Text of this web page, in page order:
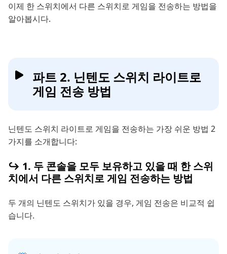
이제 한 스위치에서 다른 스위치로 게임을 전송하는 방법을
알아봅시다.
파트 2. 닌텐도 스위치 라이트로
게임 전송 방법
닌텐도 스위치 라이트로 게임을 전송하는 가장 쉬운 방법 2
가지를 소개합니다:
↪️ 1. 두 콘솔을 모두 보유하고 있을 때 한 스위
치에서 다른 스위치로 게임 전송하는 방법
두 개의 닌텐도 스위치가 있을 경우, 게임 전송은 비교적 쉽
습니다.